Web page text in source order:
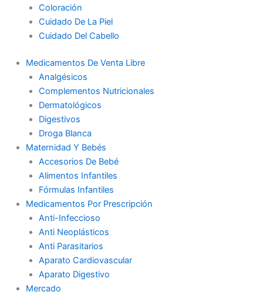
Coloración
Cuidado De La Piel
Cuidado Del Cabello
Medicamentos De Venta Libre
Analgésicos
Complementos Nutricionales
Dermatológicos
Digestivos
Droga Blanca
Maternidad Y Bebés
Accesorios De Bebé
Alimentos Infantiles
Fórmulas Infantiles
Medicamentos Por Prescripción
Anti-Infeccioso
Anti Neoplásticos
Anti Parasitarios
Aparato Cardiovascular
Aparato Digestivo
Mercado